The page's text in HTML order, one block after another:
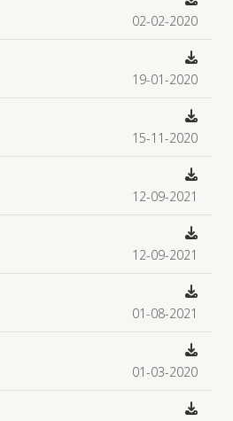
02-02-2020
19-01-2020
15-11-2020
12-09-2021
12-09-2021
01-08-2021
01-03-2020